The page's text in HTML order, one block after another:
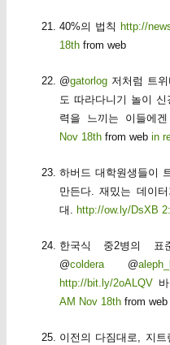
40%의 법칙 http://
18th from web
@gatorlog 저처럼 트
도 따라다니기 놀이
력을 느끼는 이들에
Nov 18th from web in
하버드 대학원생들이
만든다. 재밌는 데이
대. http://ow.ly/DsXB
한국식 중2병의
@coldera@
http://bit.ly/2oALQV
AM Nov 18th from web
이전의 다짐대로, 지